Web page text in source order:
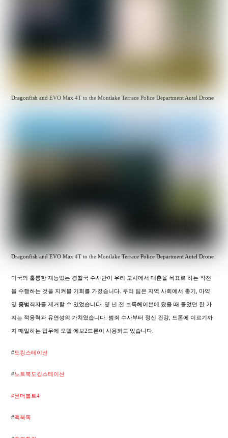
Dragonfish and EVO Max 4T to the Montlake Terrace Police Department Autel Drone
Dragonfish and EVO Max 4T to the Montlake Terrace Police Department Autel Drone
미국의 훌륭한 재능있는 경찰국 수사단이 우리 도시에서 매춘을 목표로 하는 작전
을 수행하는 것을 지켜볼 기회를 가졌습니다. 우리 팀은 지역 사회에서 총기, 마약
및 중범죄자를 제거할 수 있었습니다. 몇 년 전 브룩헤이븐에 왔을 때 들었던 한 가
지는 적응력과 유연성의 가치였습니다. 범죄 수사부터 정신 건강, 드론에 이르기까
지 매일하는 업무에 오텔 에보2드론이 사용되고 있습니다.
#도킹스테이션
#노트북도킹스테이션
#썬더볼트4
#맥북독